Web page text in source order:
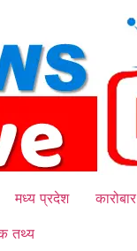
मध्य प्रदेश कारोबार
तथ्य